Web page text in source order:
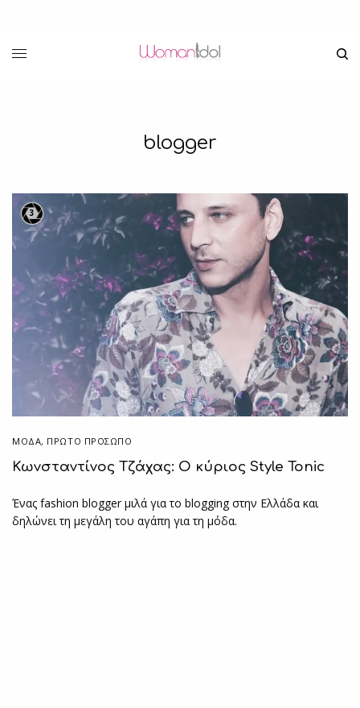
blogger
3
ΜΟΔΑ, ΠΡΏΤΟ ΠΡΌΣΩΠΟ
Κωνσταντίνος Τζάχας: O κύριος Style Tonic
Ένας fashion blogger μιλά για το blogging στην Ελλάδα και
δηλώνει τη μεγάλη του αγάπη για τη μόδα.